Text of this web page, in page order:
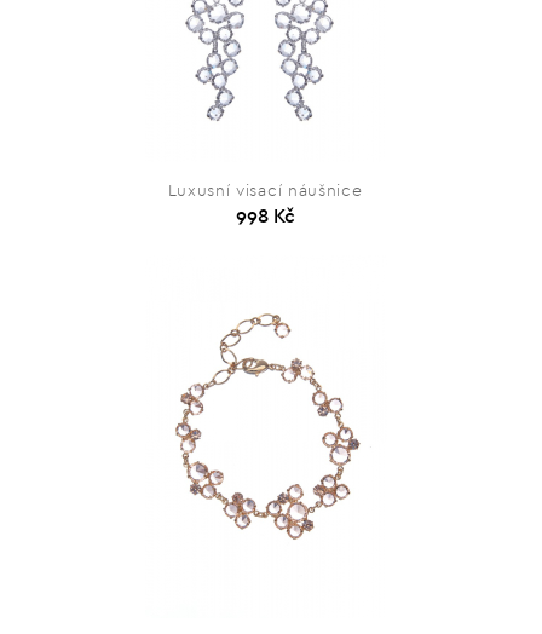
Luxusní visací náušnice
998 Kč